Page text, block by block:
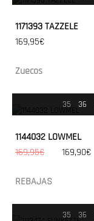
1171393 TAZZELE
169,95€
Zuecos
35 36
1144032 LOWMEL
169,95€
169,90€
REBAJAS
35 36